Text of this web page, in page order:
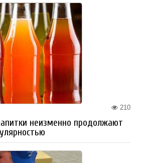
210
неизменно продолжают